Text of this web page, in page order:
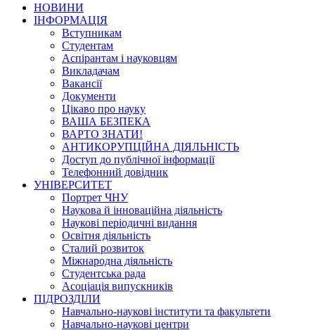
НОВИНИ
ІНФОРМАЦІЯ
Вступникам
Студентам
Аспірантам і науковцям
Викладачам
Вакансії
Документи
Цікаво про науку
ВАША БЕЗПЕКА
ВАРТО ЗНАТИ!
АНТИКОРУПЦІЙНА ДІЯЛЬНІСТЬ
Доступ до публічної інформації
Телефонний довідник
УНІВЕРСИТЕТ
Портрет ЧНУ
Наукова й інноваційна діяльність
Наукові періодичні видання
Освітня діяльність
Сталий розвиток
Міжнародна діяльність
Студентська рада
Асоціація випускників
ПІДРОЗДІЛИ
Навчально-наукові інститути та факультети
Навчально-наукові центри